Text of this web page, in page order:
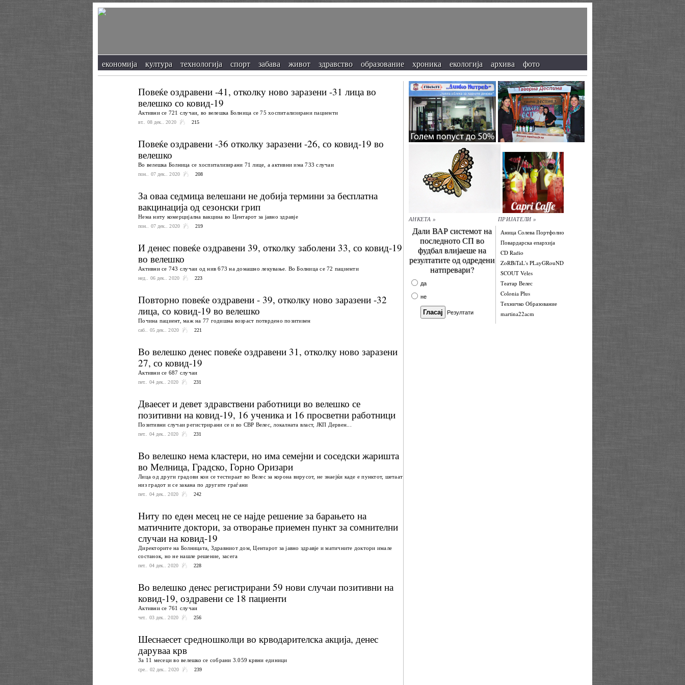
економија култура технологија спорт забава живот здравство образование хроника екологија архива фото
Повеќе оздравени -41, отколку ново заразени -31 лица во
велешко со ковид-19
Активни се 721 случаи, во велешка Болница се 75 хоспитализирани пациенти
вт.. 08 дек.. 2020 215
Повеќе оздравени -36 отколку заразени -26, со ковид-19 во
велешко
Во велешка Болница се хоспитализирани 71 лице, а активни има 733 случаи
пон.. 07 дек.. 2020 208
За оваа седмица велешани не добија термини за бесплатна
вакцинација од сезонски грип
Нема ниту комерцијална вакцина во Центарот за јавно здравје
пон.. 07 дек.. 2020 219
И денес повеќе оздравени 39, отколку зaболени 33, со ковид-19
во велешко
Активни се 743 случаи од нив 673 на домашно лекување. Во Болница се 72 пациенти
нед.. 06 дек.. 2020 223
Повторно повеќе оздравени - 39, отколку ново заразени -32
лица, со ковид-19 во велешко
Почина пациент, маж на 77 годишна возраст потврдено позитивен
саб.. 05 дек.. 2020 221
Во велешко денес повеќе оздравени 31, отколку ново заразени
27, со ковид-19
Активни се 687 случаи
пет.. 04 дек.. 2020 231
Дваесет и девет здравствени работници во велешко се
позитивни на ковид-19, 16 ученика и 16 просветни работници
Позитивни случаи регистрирани се и во СВР Вeлес, локалната власт, ЈКП Дервен...
пет.. 04 дек.. 2020 231
Во велешко нема кластери, но има семејни и соседски жаришта
во Мелница, Градско, Горно Оризари
Лица од други градови кои се тестираат во Велес за корона вирусот, не знаејќи каде е пунктот, шетаат
низ градот и се закана по другите граѓани
пет.. 04 дек.. 2020 242
Ниту по еден месец не се најде решение за барањето на
матичните доктори, за отворање приемен пункт за сомнителни
случаи на ковид-19
Директорите на Болницата, Здравниот дом, Центарот за јавно здравје и матичните доктори имале
состанок, но не нашле решение, засега
пет.. 04 дек.. 2020 228
Во велешко денec регистрирани 59 нови случаи позитивни на
ковид-19, оздравени се 18 пациенти
Активни се 761 случаи
чет.. 03 дек.. 2020 256
Шеснаесет средношколци во крводарителска акција, денес
даруваа крв
За 11 месеци во велешко се собрани 3.059 крвни единици
сре.. 02 дек.. 2020 239
АНКЕТА »
Дали ВАР системот на
последното СП во
фудбал влијаеше на
резултатите од одредени
натпревари?
да
не
Резултати
ПРИЈАТЕЛИ »
Аница Солева Портфолио
Повардарска епархија
CD Radio
ZoRBiTaL's PLayGRouND
SCOUT Veles
Театар Велес
Colonia Plus
Техничко Образование
martina22acm